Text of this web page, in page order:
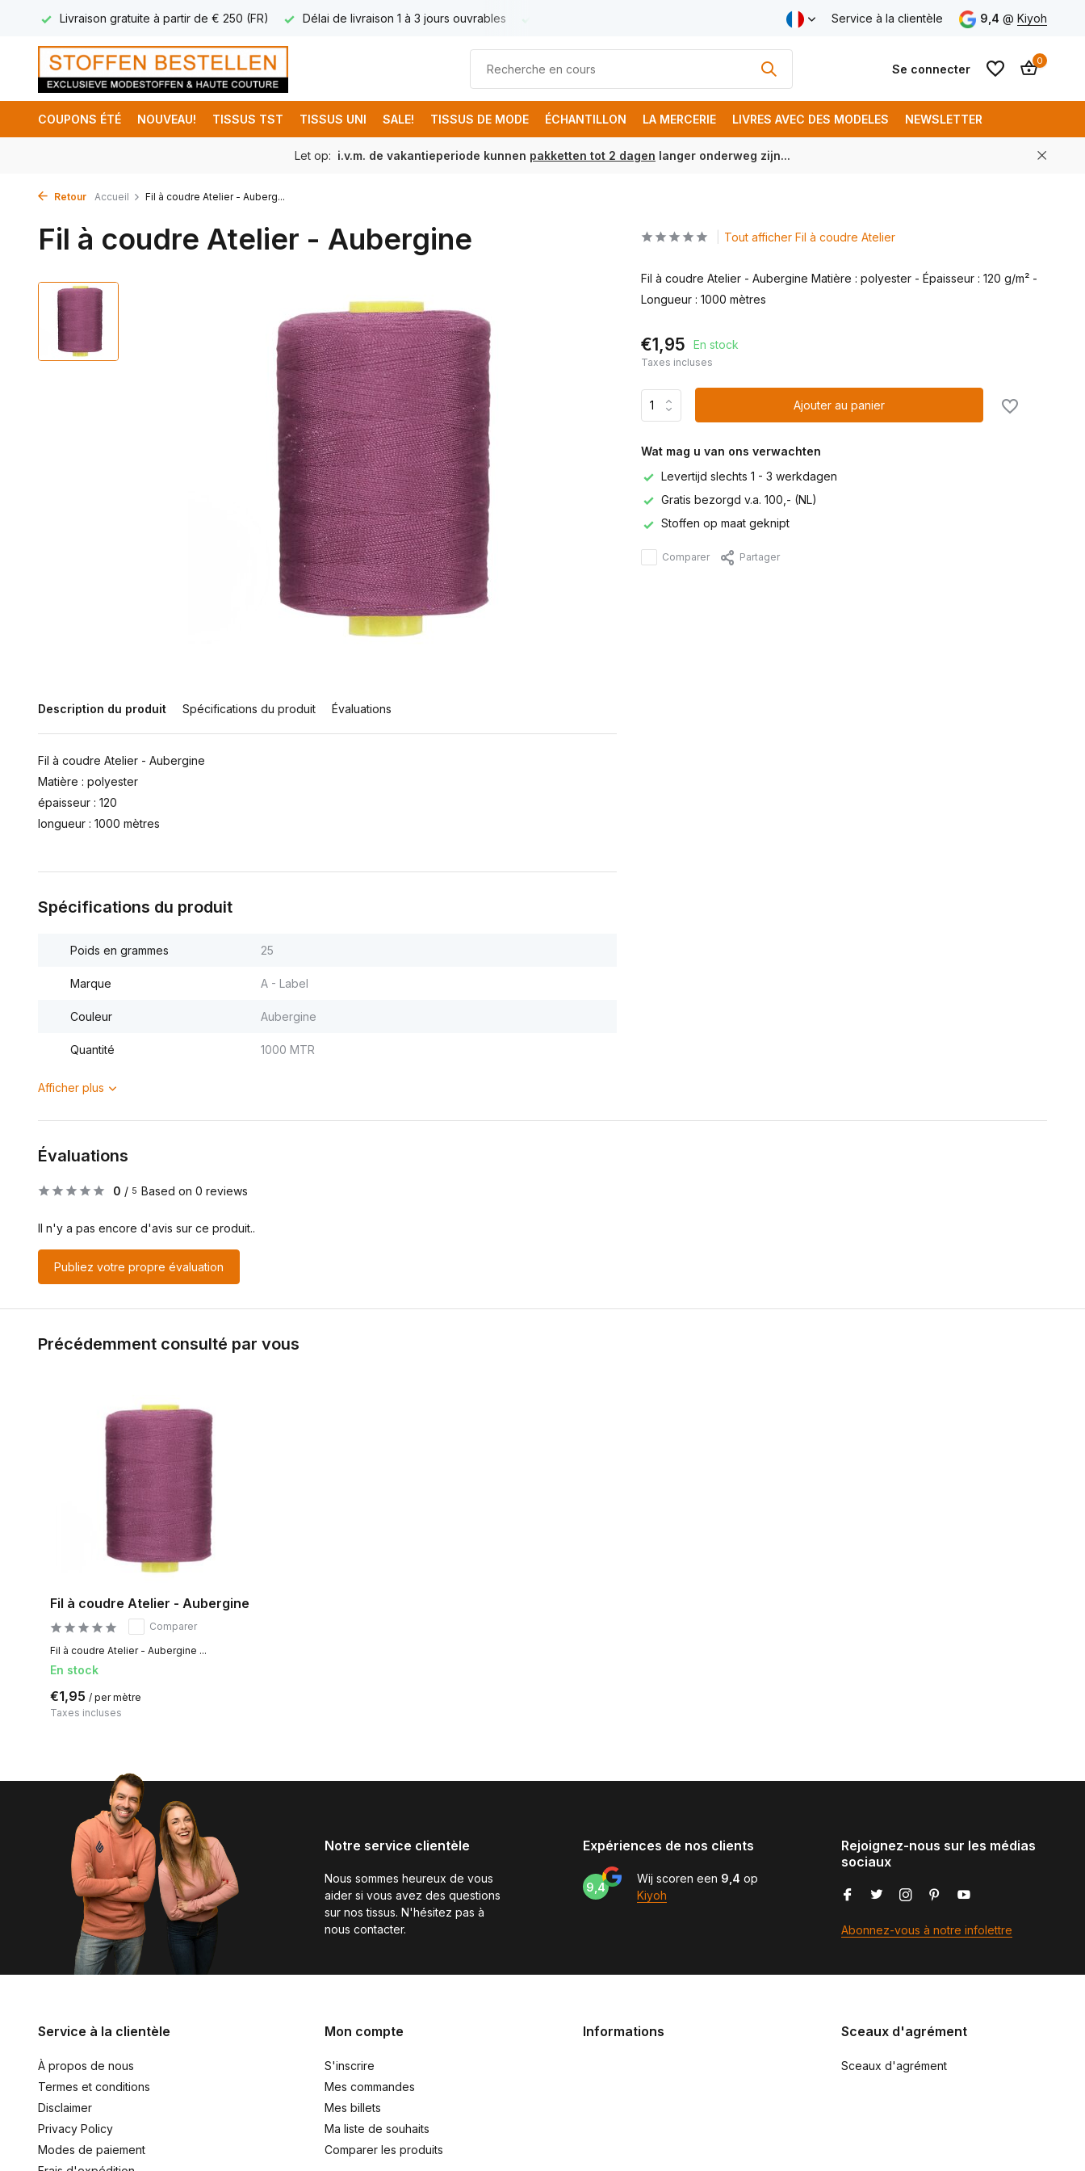
Livraison gratuite à partir de € 250 (FR) Délai de livraison 1 à 3 jours ouvrables Livraison gratuite à partir de € 250 (FR)
Service à la clientèle 9,4 @ Kiyoh
Se connecter
0
COUPONS ÉTÉ NOUVEAU! TISSUS TST TISSUS UNI SALE! TISSUS DE MODE ÉCHANTILLON LA MERCERIE LIVRES AVEC DES MODELES NEWSLETTER
Let op: i.v.m. de vakantieperiode kunnen pakketten tot 2 dagen langer onderweg zijn...
Retour Accueil Fil à coudre Atelier - Auberg...
Fil à coudre Atelier - Aubergine
Description du produit Spécifications du produit Évaluations
Fil à coudre Atelier - Aubergine
Matière : polyester
épaisseur : 120
longueur : 1000 mètres
Spécifications du produit
Poids en grammes 25
Marque A - Label
Couleur Aubergine
Quantité 1000 MTR
Afficher plus
Tout afficher Fil à coudre Atelier
Fil à coudre Atelier - Aubergine Matière : polyester - Épaisseur : 120 g/m² -
Longueur : 1000 mètres
€1,95 En stock
Taxes incluses
Ajouter au panier
Wat mag u van ons verwachten
Levertijd slechts 1 - 3 werkdagen
Gratis bezorgd v.a. 100,- (NL)
Stoffen op maat geknipt
Comparer Partager
Évaluations
0 / 5 Based on 0 reviews
Il n'y a pas encore d'avis sur ce produit..
Publiez votre propre évaluation
Précédemment consulté par vous
Fil à coudre Atelier - Aubergine
Comparer
Fil à coudre Atelier - Aubergine ...
En stock
€1,95 / per mètre
Taxes incluses
Notre service clientèle
Nous sommes heureux de vous
aider si vous avez des questions
sur nos tissus. N'hésitez pas à
nous contacter.
Expériences de nos clients
9,4
Wij scoren een 9,4 op
Kiyoh
Rejoignez-nous sur les médias
sociaux
Abonnez-vous à notre infolettre
Service à la clientèle
À propos de nous
Termes et conditions
Disclaimer
Privacy Policy
Modes de paiement
Mon compte
S'inscrire
Mes commandes
Mes billets
Ma liste de souhaits
Comparer les produits
Informations Sceaux d'agrément
Sceaux d'agrément